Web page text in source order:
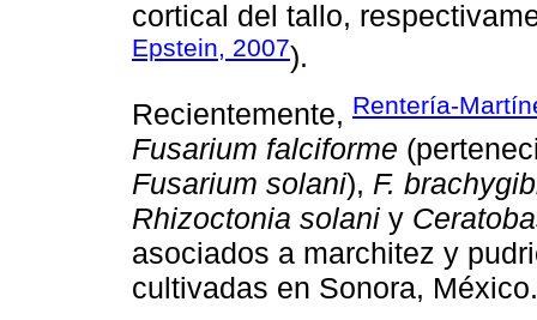
cortical del tallo,
Epstein, 2007).
Recientemente, Rentería-
Fusarium falciforme
Fusarium solani), F.
Rhizoctonia solani y
asociados a marchitez y
cultivadas en Sonora, México.